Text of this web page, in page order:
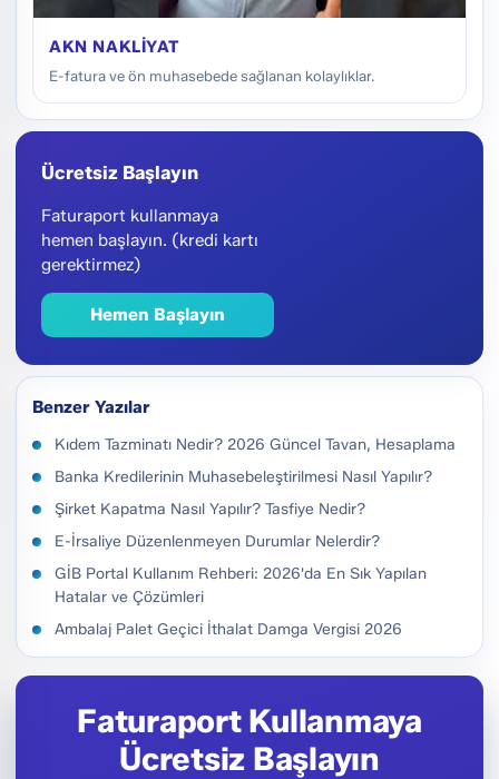
AKN NAKLIYAT
E-fatura ve ön muhasebede sağlanan kolaylıklar.
Ücretsiz Başlayın
Faturaport kullanmaya
hemen başlayın. (kredi kartı
gerektirmez)
Hemen Başlayın
Benzer Yazılar
Kıdem Tazminatı Nedir? 2026 Güncel Tavan, Hesaplama
Banka Kredilerinin Muhasebeleştirilmesi Nasıl Yapılır?
Şirket Kapatma Nasıl Yapılır? Tasfiye Nedir?
E-İrsaliye Düzenlenmeyen Durumlar Nelerdir?
GİB Portal Kullanım Rehberi: 2026'da En Sık Yapılan
Hatalar ve Çözümleri
Ambalaj Palet Geçici İthalat Damga Vergisi 2026
Faturaport Kullanmaya
Ücretsiz Başlayın